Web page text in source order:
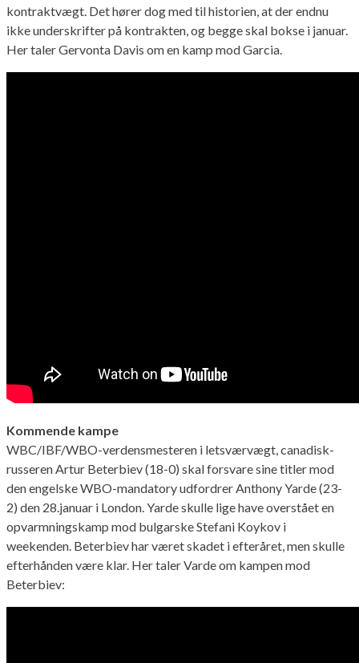
kontraktvægt. Det hører dog med til historien, at der endnu
ikke underskrifter på kontrakten, og begge skal bokse i januar.
Her taler Gervonta Davis om en kamp mod Garcia.
Kommende kampe
WBC/IBF/WBO-verdensmesteren i letsværvægt, canadisk-
russeren Artur Beterbiev (18-0) skal forsvare sine titler mod
den engelske WBO-mandatory udfordrer Anthony Yarde (23-
2) den 28.januar i London. Yarde skulle lige have overstået en
opvarmningskamp mod bulgarske Stefani Koykov i
weekenden. Beterbiev har været skadet i efteråret, men skulle
efterhånden være klar. Her taler Varde om kampen mod
Beterbiev: